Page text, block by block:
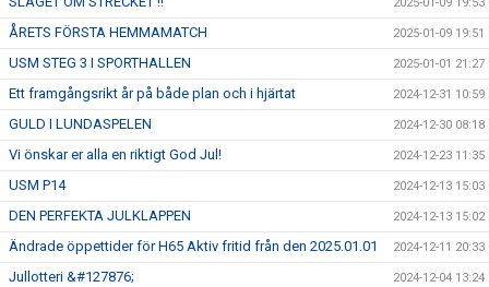
ÅRETS FÖRSTA HEMMAMATCH 2025-01-09 19:51
USM STEG 3 I SPORTHALLEN 2025-01-01 21:27
Ett framgångsrikt år på både plan och i hjärtat 2024-12-31 10:59
GULD I LUNDASPELEN 2024-12-30 08:18
Vi önskar er alla en riktigt God Jul! 2024-12-23 11:35
USM P14 2024-12-13 15:03
DEN PERFEKTA JULKLAPPEN 2024-12-13 15:02
Ändrade öppettider för H65 Aktiv fritid från den 2025.01.01 2024-12-11 20:33
Jullotteri &#127876; 2024-12-04 13:24